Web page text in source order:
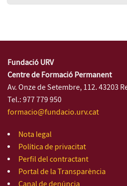
Fundació URV
Centre de Formació Permanent
Av. Onze de Setembre, 112. 43203
Tel.: 977 779 950
formacio@fundacio.urv.cat
Nota legal
Política de privacitat
Perfil del contractant
Portal de la Transparència